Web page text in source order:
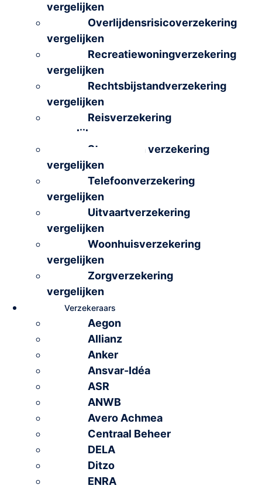
vergelijken
Overlijdensrisicoverzekering
vergelijken
Recreatiewoningverzekering
vergelijken
Rechtsbijstandverzekering
vergelijken
Reisverzekering
vergelijken
Stacaravan verzekering
vergelijken
Telefoonverzekering
vergelijken
Uitvaartverzekering
vergelijken
Woonhuisverzekering
vergelijken
Zorgverzekering
vergelijken
Verzekeraars
Aegon
Allianz
Anker
Ansvar-Idéa
ASR
ANWB
Avero Achmea
Centraal Beheer
DELA
Ditzo
ENRA